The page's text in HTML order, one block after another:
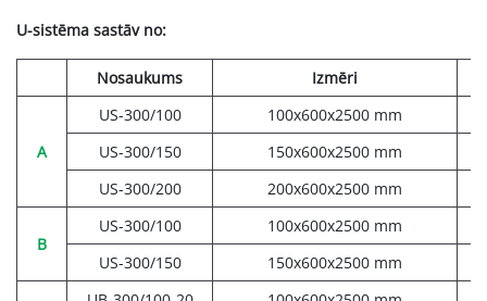
U-sistēma sastāv no:
Nosaukums Izmēri
A
US-300/100
100x600x2500 mm
US-300/150
150x600x2500 mm
US-300/200
200x600x2500 mm
B
US-300/100
100x600x2500 mm
US-300/150
150x600x2500 mm